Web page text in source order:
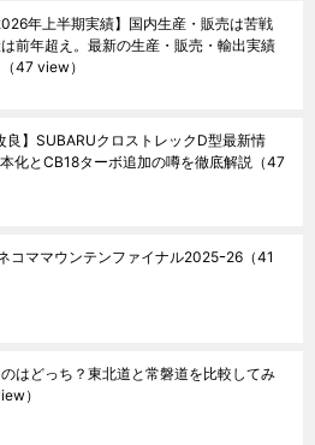
年上半期実績】国内生産・販売は苦戦
前年超え。最新の生産・販売・輸出実績
（47 view）
良】SUBARUクロストレックD型最新情
化とCB18ターボ追加の噂を徹底解説 （47
コママウンテンファイナル2025ｰ26 （41
はどっち？東北道と常磐道を比較してみ
）